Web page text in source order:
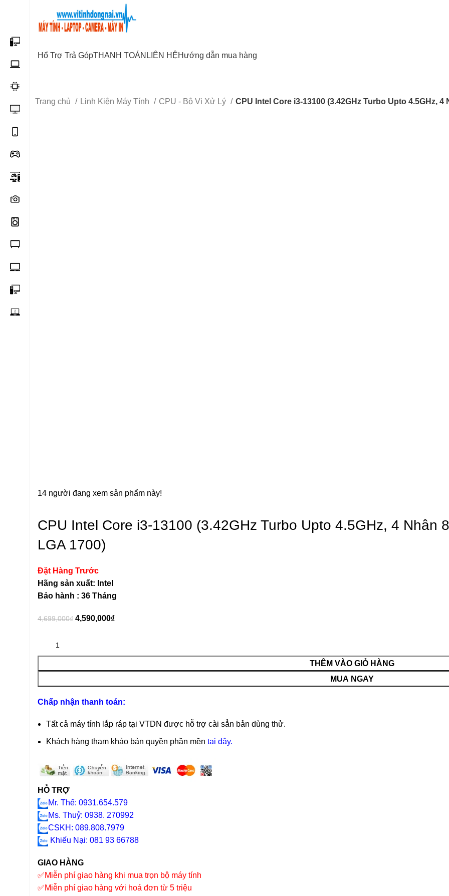
Hổ Trợ Trả GópTHANH TOÁN LIÊN HỆHướng dẫn mua hàng
Trang chủ Linh Kiện Máy Tính CPU - Bộ Vi Xử Lý CPU Intel Core i3-13100 (3.42GHz Turbo Upto 4.5GHz,
14 người đang xem sản phẩm này!
CPU Intel Core i3-13100 (3.42GHz Turbo Upto 4.5GHz, 4 Nhân
LGA 1700)
Đặt Hàng Trước
Hãng sản xuất: Intel
Bảo hành : 36 Tháng
4,699,000₫ 4,590,000₫
THÊM VÀO GIỎ HÀNG
MUA NGAY
Chấp nhận thanh toán:
Tất cả máy tính lắp ráp tại VTDN được hỗ trợ cài sẳn bản dùng thử.
Khách hàng tham khảo bản quyền phần mền tại đây.
HỖ TRỢ
Mr. Thể: 0931.654.579
Ms. Thuỷ: 0938. 270992
CSKH: 089.808.7979
Khiếu Nại: 081 93 66788
GIAO HÀNG
✅Miễn phí giao hàng khi mua trọn bộ máy tính
✅Miễn phí giao hàng với hoá đơn từ 5 triệu
Start typing to see posts you are looking for.